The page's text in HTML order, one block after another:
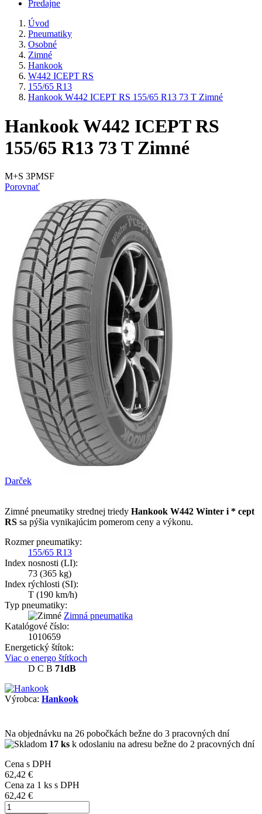
Predajne
Úvod
Pneumatiky
Osobné
Zimné
Hankook
W442 ICEPT RS
155/65 R13
Hankook W442 ICEPT RS 155/65 R13 73 T Zimné
Hankook W442 ICEPT RS
155/65 R13 73 T Zimné
M+S 3PMSF
Porovnať
Darček
Zimné pneumatiky strednej triedy Hankook W442 Winter i * cept
RS sa pýšia vynikajúcim pomerom ceny a výkonu.
Rozmer pneumatiky:
155/65 R13
Index nosnosti (LI):
73 (365 kg)
Index rýchlosti (SI):
T (190 km/h)
Typ pneumatiky:
Zimná pneumatika
Katalógové číslo:
1010659
Energetický štítok:
Viac o energo štítkoch
D C B 71dB
Výrobca: Hankook
Na objednávku na 26 pobočkách bežne do 3 pracovných dní
17 ks k odoslaniu na adresu bežne do 2 pracovných dní
Cena s DPH
62,42 €
Cena za 1 ks s DPH
62,42 €